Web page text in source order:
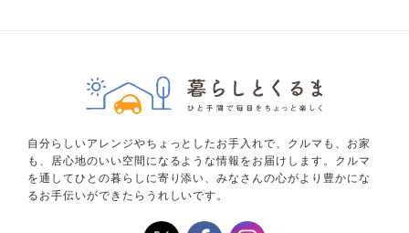
自分らしいアレンジやちょっとしたお手入れで、クルマも、お家
も、居心地のいい空間になるような情報をお届けします。クルマ
を通してひとの暮らしに寄り添い、みなさんの心がより豊かにな
るお手伝いができたらうれしいです。